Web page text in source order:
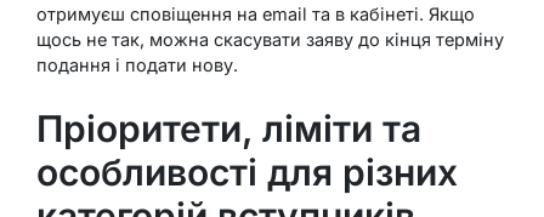
отримуєш сповіщення на email та в кабінеті. Якщо
щось не так, можна скасувати заяву до кінця терміну
подання і подати нову.
Пріоритети, ліміти та
особливості для різних